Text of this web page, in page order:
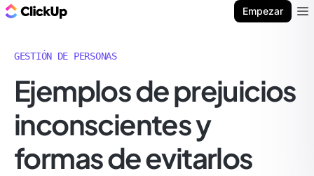
Empezar
GESTIÓN DE PERSONAS
Ejemplos de prejuicios
inconscientes y
formas de evitarlos